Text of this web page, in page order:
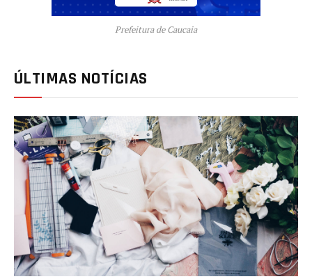
Prefeitura de Caucaia
ÚLTIMAS NOTÍCIAS